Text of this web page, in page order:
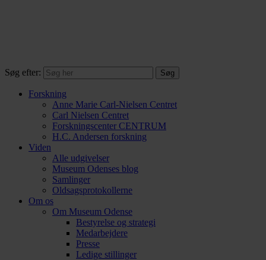
Søg efter:
Forskning
Anne Marie Carl-Nielsen Centret
Carl Nielsen Centret
Forsknings­center CENTRUM
H.C. Andersen forskning
Viden
Alle udgivelser
Museum Odenses blog
Samlinger
Oldsagsprotokollerne
Om os
Om Museum Odense
Bestyrelse og strategi
Medarbejdere
Presse
Ledige stillinger